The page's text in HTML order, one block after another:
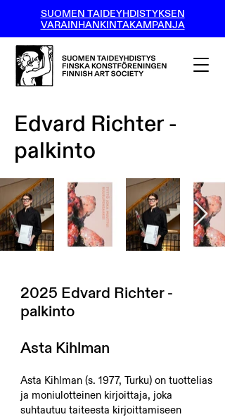
SUOMEN TAIDEYHDISTYKSEN
VARAINHANKINTAKAMPANJA
Edvard Richter -
palkinto
2025 Edvard Richter -
palkinto
Asta Kihlman
Asta Kihlman (s. 1977, Turku) on tuottelias
ja moniulotteinen kirjoittaja, joka
suhtautuu taiteesta kirjoittamiseen